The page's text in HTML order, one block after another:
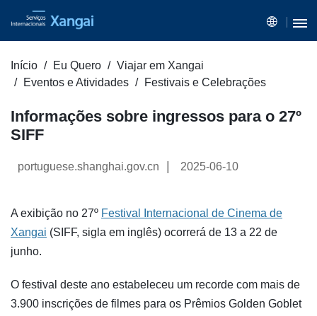
Início Eu Quero
Viajar em Xangai
Eventos e Atividades
Festivais e Celebrações
Informações sobre ingressos para o 27º
SIFF
portuguese.shanghai.gov.cn 2025-06-10
A exibição no 27º Festival Internacional de Cinema de
Xangai (SIFF, sigla em inglês) ocorrerá de 13 a 22 de
junho.
O festival deste ano estabeleceu um recorde com mais de
3.900 inscrições de filmes para os Prêmios Golden Goblet